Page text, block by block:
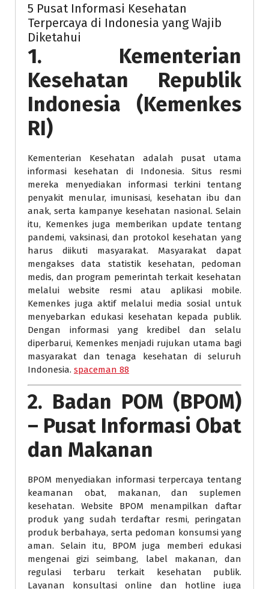
5 Pusat Informasi Kesehatan
Terpercaya di Indonesia yang Wajib
Diketahui
1. Kementerian
Kesehatan Republik
Indonesia (Kemenkes
RI)
Kementerian Kesehatan adalah pusat utama
informasi kesehatan di Indonesia. Situs resmi
mereka menyediakan informasi terkini tentang
penyakit menular, imunisasi, kesehatan ibu dan
anak, serta kampanye kesehatan nasional. Selain
itu, Kemenkes juga memberikan update tentang
pandemi, vaksinasi, dan protokol kesehatan yang
harus diikuti masyarakat. Masyarakat dapat
mengakses data statistik kesehatan, pedoman
medis, dan program pemerintah terkait kesehatan
melalui website resmi atau aplikasi mobile.
Kemenkes juga aktif melalui media sosial untuk
menyebarkan edukasi kesehatan kepada publik.
Dengan informasi yang kredibel dan selalu
diperbarui, Kemenkes menjadi rujukan utama bagi
masyarakat dan tenaga kesehatan di seluruh
Indonesia. spaceman 88
2. Badan POM (BPOM)
– Pusat Informasi Obat
dan Makanan
BPOM menyediakan informasi terpercaya tentang
keamanan obat, makanan, dan suplemen
kesehatan. Website BPOM menampilkan daftar
produk yang sudah terdaftar resmi, peringatan
produk berbahaya, serta pedoman konsumsi yang
aman. Selain itu, BPOM juga memberi edukasi
mengenai gizi seimbang, label makanan, dan
regulasi terbaru terkait kesehatan publik.
Layanan konsultasi online dan hotline juga